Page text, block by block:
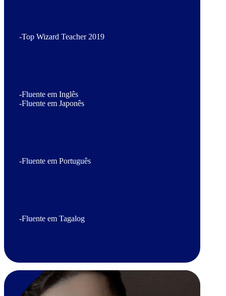
-Top Wizard Teacher 2019
-Fluente em Inglês
-Fluente em Japonês
-Fluente em Português
-Fluente em Tagalog